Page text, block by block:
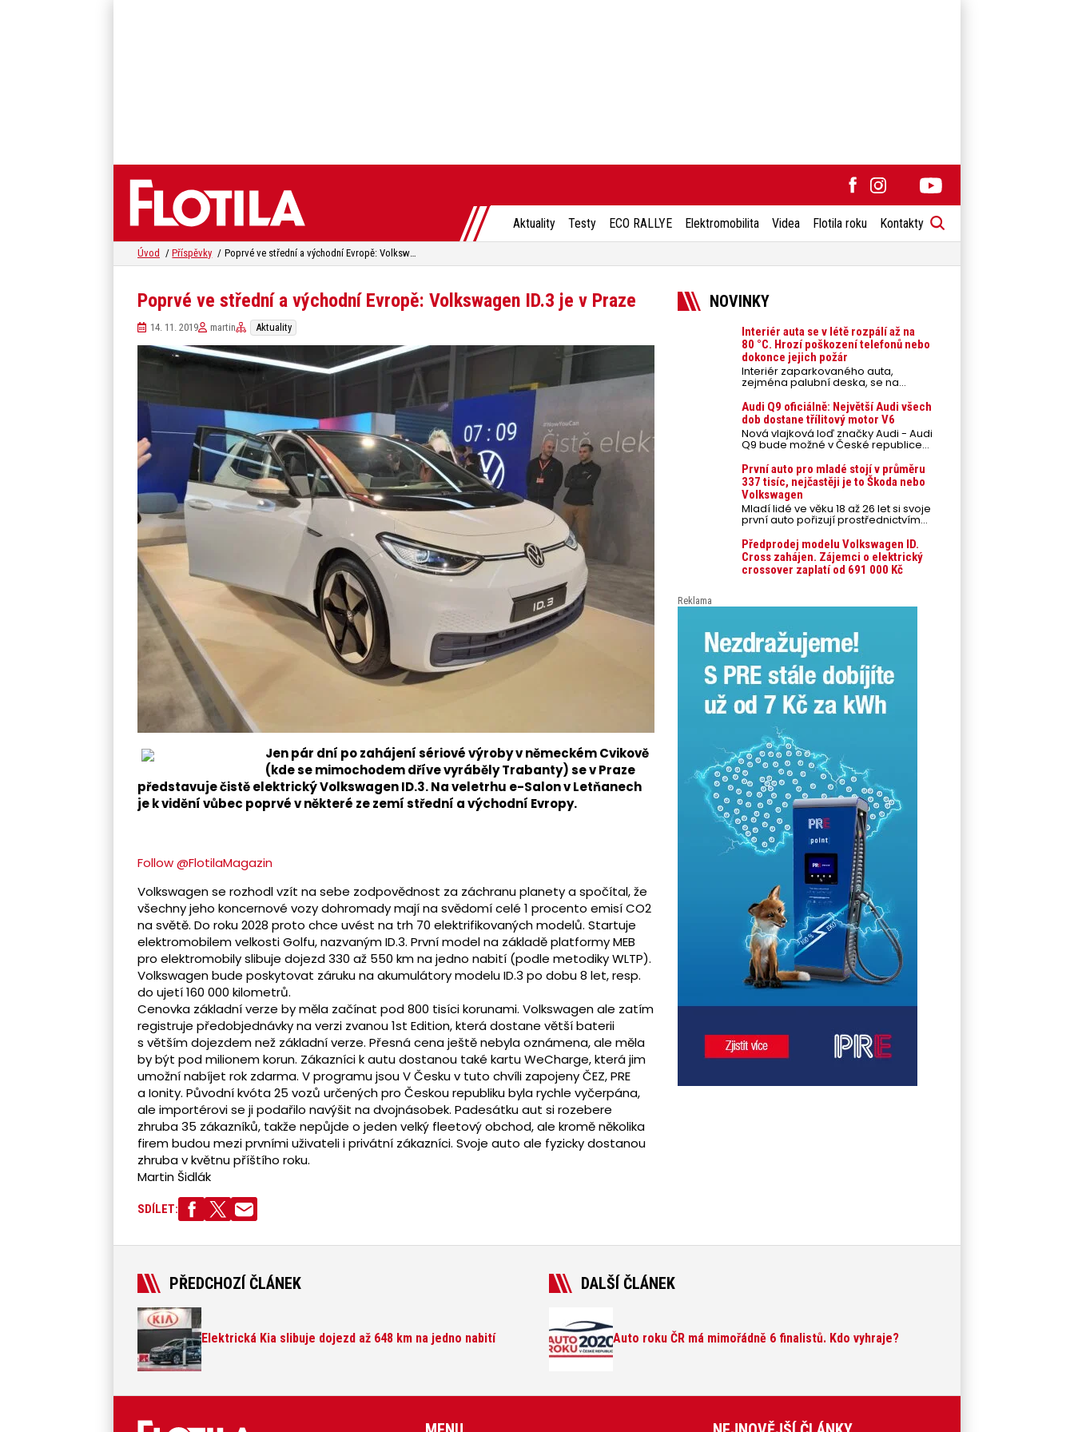
Aktuality Testy ECO RALLYE Elektromobilita Videa Flotila roku Kontakty
Úvod Příspěvky Poprvé ve střední a východní Evropě: Volkswagen ID.3 je v Praze
Poprvé ve střední a východní Evropě: Volkswagen ID.3 je v Praze
14. 11. 2019 martin Aktuality
Jen pár dní po zahájení sériové výroby v německém Cvikově
(kde se mimochodem dříve vyráběly Trabanty) se v Praze
představuje čistě elektrický Volkswagen ID.3. Na veletrhu e-Salon v Letňanech
je k vidění vůbec poprvé v některé ze zemí střední a východní Evropy.
Follow @FlotilaMagazin
Volkswagen se rozhodl vzít na sebe zodpovědnost za záchranu planety a spočítal, že
všechny jeho koncernové vozy dohromady mají na svědomí celé 1 procento emisí CO2
na světě. Do roku 2028 proto chce uvést na trh 70 elektrifikovaných modelů. Startuje
elektromobilem velkosti Golfu, nazvaným ID.3. První model na základě platformy MEB
pro elektromobily slibuje dojezd 330 až 550 km na jedno nabití (podle metodiky WLTP).
Volkswagen bude poskytovat záruku na akumulátory modelu ID.3 po dobu 8 let, resp.
do ujetí 160 000 kilometrů.
Cenovka základní verze by měla začínat pod 800 tisíci korunami. Volkswagen ale zatím
registruje předobjednávky na verzi zvanou 1st Edition, která dostane větší baterii
s větším dojezdem než základní verze. Přesná cena ještě nebyla oznámena, ale měla
by být pod milionem korun. Zákazníci k autu dostanou také kartu WeCharge, která jim
umožní nabíjet rok zdarma. V programu jsou V Česku v tuto chvíli zapojeny ČEZ, PRE
a Ionity. Původní kvóta 25 vozů určených pro Českou republiku byla rychle vyčerpána,
ale importérovi se ji podařilo navýšit na dvojnásobek. Padesátku aut si rozebere
zhruba 35 zákazníků, takže nepůjde o jeden velký fleetový obchod, ale kromě několika
firem budou mezi prvními uživateli i privátní zákazníci. Svoje auto ale fyzicky dostanou
zhruba v květnu příštího roku.
Martin Šidlák
SDÍLET:
NOVINKY
Interiér auta se v létě rozpálí až na
80 °C. Hrozí poškození telefonů nebo
dokonce jejich požár
Interiér zaparkovaného auta,
zejména palubní deska, se na
přímém slunci může během letních
veder rozpálit až na 80 °C. Takové
teploty představují nebezpečí pro
odložené mobilní telefony,
powerbanky nebo notebooky. Můžou
urychlit stárnutí baterií, poškodit
případech i zvýšit riziko požáru.
Audi Q9 oficiálně: Největší Audi všech
dob dostane třílitový motor V6
Nová vlajková loď značky Audi - Audi
Q9 bude možné v České republice
objednávat od prvního srpnového
týdne 2026, kde budou oznámeny
také české ceny.
První auto pro mladé stojí v průměru
337 tisíc, nejčastěji je to Škoda nebo
Volkswagen
Mladí lidé ve věku 18 až 26 let si svoje
první auto pořizují prostřednictvím
úvěrového financování jako ojeté. Je
to tak u 93,3 % lidí, jen 6,7 % si pořídí
nové auto. Průměrná pořizovací
cena vozu dosahuje 337 tisíc korun a
průměrná financovaná částka
posledních 10 let (2016–2026).
Předprodej modelu Volkswagen ID.
Cross zahájen. Zájemci o elektrický
crossover zaplatí od 691 000 Kč
Reklama
PŘEDCHOZÍ ČLÁNEK
Elektrická Kia slibuje dojezd až 648 km na jedno nabití
DALŠÍ ČLÁNEK
Auto roku ČR má mimořádně 6 finalistů. Kdo vyhraje?